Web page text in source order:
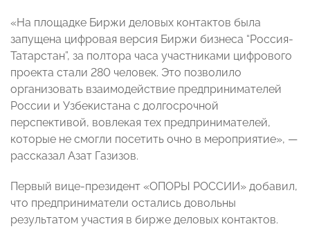
«На площадке Биржи деловых контактов была
запущена цифровая версия Биржи бизнеса “Россия-
Татарстан”, за полтора часа участниками цифрового
проекта стали 280 человек. Это позволило
организовать взаимодействие предпринимателей
России и Узбекистана с долгосрочной
перспективой, вовлекая тех предпринимателей,
которые не смогли посетить очно в мероприятие», —
рассказал Азат Газизов.
Первый вице-президент «ОПОРЫ РОССИИ» добавил,
что предприниматели остались довольны
результатом участия в бирже деловых контактов.